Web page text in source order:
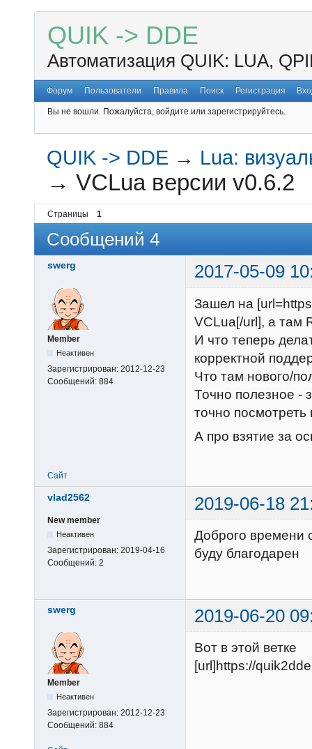
QUIK -> DDE
Автоматизация QUIK: LUA,
Форум Пользователи Правила Поиск Регистрация
Вы не вошли. Пожалуйста, войдите или зарегистрируйтесь.
QUIK -> DDE → Lua:
→VCLua версии v0.6.2
Страницы 1
Сообщений 4
swerg 2017-05-09
Member
Неактивен
Зарегистрирован: 2012-12-23
Сообщений: 884
Зашел на
VCLua[/url], а там
И что теперь
корректной
Что там нового/
Точно полезное -
точно посмотреть
А про взятие за
Сайт
vlad2562 2019-06-18
New member
Неактивен
Зарегистрирован: 2019-04-16
Сообщений: 2
Доброго времени
буду благодарен
swerg 2019-06-20
Member
Неактивен
Зарегистрирован: 2012-12-23
Сообщений: 884
Вот в этой ветке
[url]https://